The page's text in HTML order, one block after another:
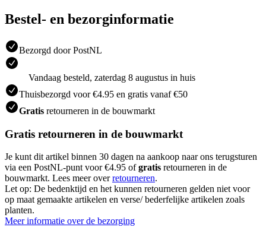
Bestel- en bezorginformatie
Bezorgd door PostNL
Vandaag besteld, zaterdag 8 augustus in huis
Thuisbezorgd voor €4.95 en gratis vanaf €50
Gratis retourneren in de bouwmarkt
Gratis retourneren in de bouwmarkt
Je kunt dit artikel binnen 30 dagen na aankoop naar ons terugsturen
via een PostNL-punt voor €4.95 ofgratis retourneren in de
bouwmarkt. Lees meer overretourneren.
Let op: De bedenktijd en het kunnen retourneren gelden niet voor
op maat gemaakte artikelen en verse/ bederfelijke artikelen zoals
planten.
Meer informatie over de bezorging